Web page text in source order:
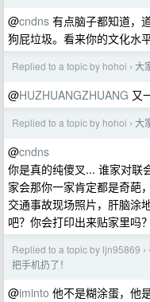
@cndns 有点脑子都知道，
狗屁垃圾。看来你的文化水
Replied to a topic by hohoi › 大
@HUZHUANGZHUANG 又
Replied to a topic by hohoi › 大
@cndns
你是真的纯傻叉... 谁家对联
家会那你一家肯定都是奇葩，
交通事故现场照片，肝脑涂
吧？你会打印出来贴家里吗？
Replied to a topic by ljn95869 ›
把手机扔了！
@iminto 他不是糊涂蛋，他